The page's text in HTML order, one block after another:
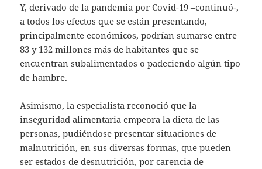
Y, derivado de la pandemia por Covid-19 –continuó-,
a todos los efectos que se están presentando,
principalmente económicos, podrían sumarse entre
83 y 132 millones más de habitantes que se
encuentran subalimentados o padeciendo algún tipo
de hambre.
Asimismo, la especialista reconoció que la
inseguridad alimentaria empeora la dieta de las
personas, pudiéndose presentar situaciones de
malnutrición, en sus diversas formas, que pueden
ser estados de desnutrición, por carencia de